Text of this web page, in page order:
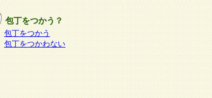
包丁をつかう？
包丁をつかう
包丁をつかわない